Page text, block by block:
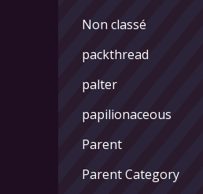
Non classé
packthread
palter
papilionaceous
Parent
Parent Category